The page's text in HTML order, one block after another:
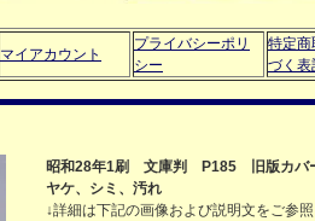
マイアカウント
プライバシーポリ
シー
特定商
づく表
昭和28年1刷 文庫判 P185 旧版カ
ヤケ、シミ、汚れ
↓詳細は下記の画像および説明文をご参